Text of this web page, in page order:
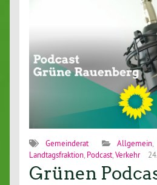
Gemeinderat Allgemein
Landtagsfraktion Podcast Verkehr
Grünen